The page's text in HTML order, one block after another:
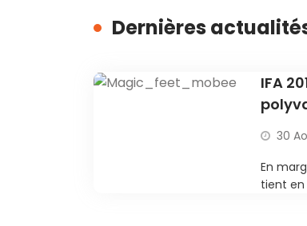
Dernières
IFA
30
En
tient en